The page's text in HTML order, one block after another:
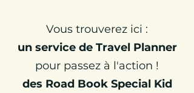
Vous trouverez ici :
un service de Travel Planner
pour passez à l'action !
des Road Book Special Kid